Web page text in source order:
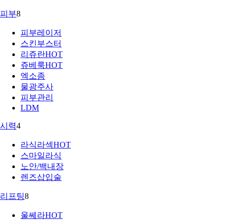
피부8
피부레이저
스킨부스터
리쥬란HOT
쥬베룩HOT
엑소좀
물광주사
피부관리
LDM
시력4
라식라섹HOT
스마일라식
노안/백내장
렌즈삽입술
리프팅8
울쎄라HOT